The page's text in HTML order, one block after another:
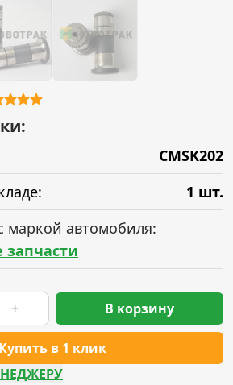
CMSK202
1 шт.
маркой автомобиля:
+
Купить в 1 клик
В корзину